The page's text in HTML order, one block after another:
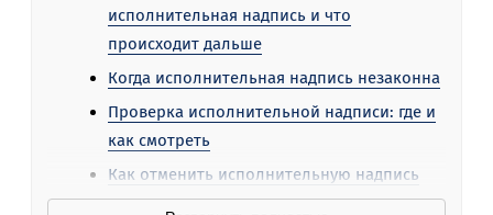
исполнительная надпись и что
происходит дальше
Когда исполнительная надпись незаконна
Проверка исполнительной надписи: где и
как смотреть
Как отменить исполнительную надпись
нотариуса